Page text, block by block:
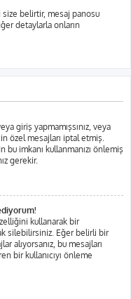
belirtir, mesaj panosu
detaylarla onların
giriş yapmamışsınız, veya
özel mesajları iptal etmiş.
imkanı kullanmanızı önlemiş
gerekir.
kullanarak bir
silebilirsiniz. Eğer belirli bir
alıyorsanız, bu mesajları
bir kullanıcıyı önleme